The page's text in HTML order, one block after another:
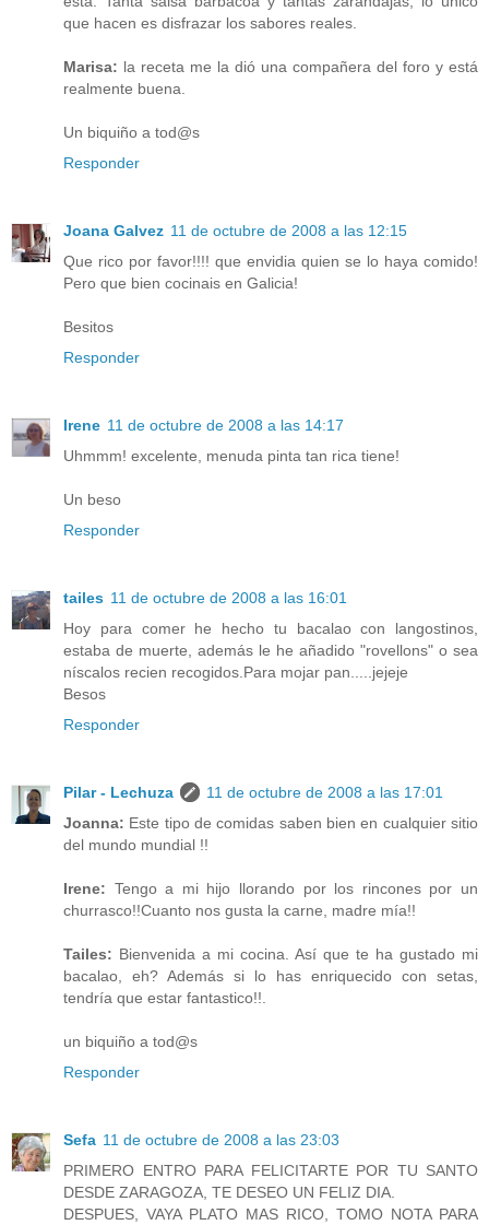
que hacen es disfrazar los sabores reales.
Marisa: la receta me la dió una compañera del foro y está
realmente buena.
Un biquiño a tod@s
Responder
Joana Galvez 11 de octubre de 2008 a las 12:15
Que rico por favor!!!! que envidia quien se lo haya comido!
Pero que bien cocinais en Galicia!
Besitos
Responder
Irene 11 de octubre de 2008 a las 14:17
Uhmmm! excelente, menuda pinta tan rica tiene!
Un beso
Responder
tailes 11 de octubre de 2008 a las 16:01
Hoy para comer he hecho tu bacalao con langostinos,
estaba de muerte, además le he añadido "rovellons" o sea
níscalos recien recogidos.Para mojar pan.....jejeje
Besos
Responder
Pilar - Lechuza
11 de octubre de 2008 a las 17:01
Joanna: Este tipo de comidas saben bien en cualquier sitio
del mundo mundial !!
Irene: Tengo a mi hijo llorando por los rincones por un
churrasco!!Cuanto nos gusta la carne, madre mía!!
Tailes: Bienvenida a mi cocina. Así que te ha gustado mi
bacalao, eh? Además si lo has enriquecido con setas,
tendría que estar fantastico!!.
un biquiño a tod@s
Responder
Sefa 11 de octubre de 2008 a las 23:03
PRIMERO ENTRO PARA FELICITARTE POR TU SANTO
DESDE ZARAGOZA, TE DESEO UN FELIZ DIA.
DESPUES, VAYA PLATO MAS RICO, TOMO NOTA PARA